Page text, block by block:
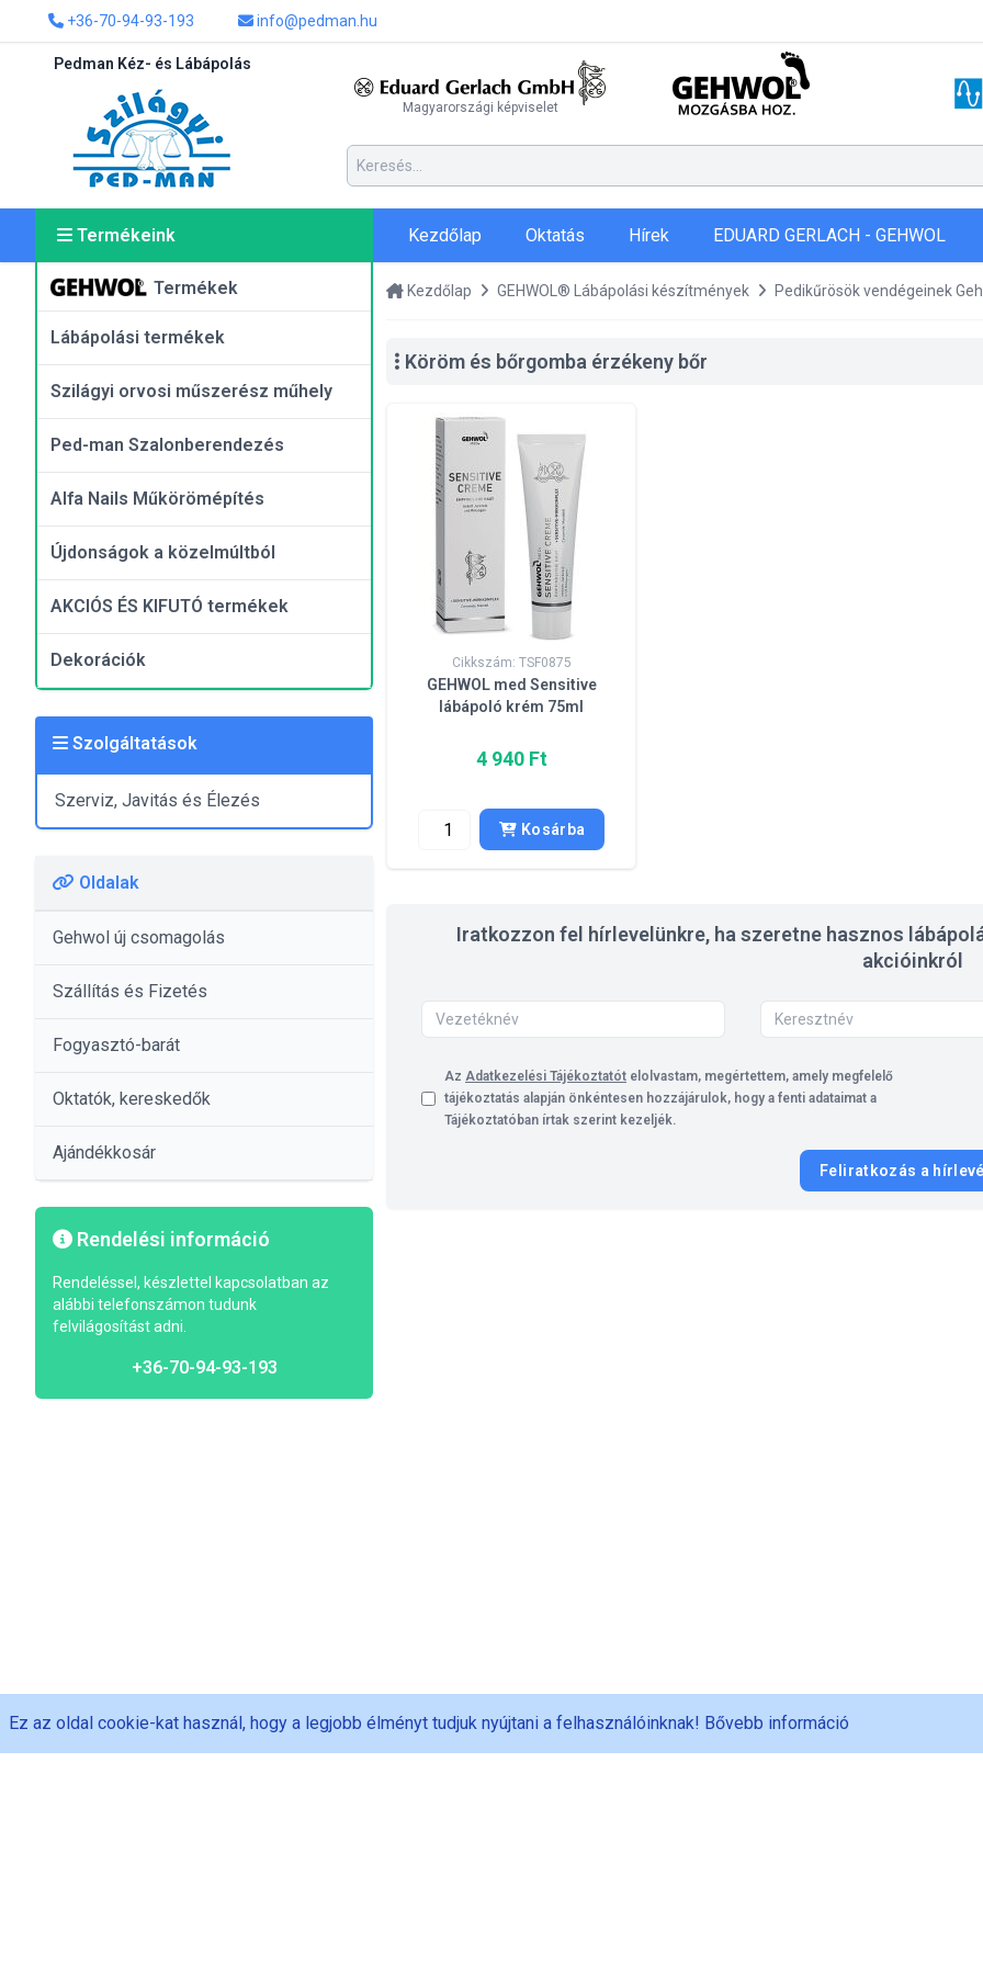
+36-70-94-93-193 info@pedman.hu
Pedman Kéz- és Lábápolás
Magyarországi képviselet
Termékeink Kezdőlap Oktatás Hírek EDUARD GERLACH - GEHWOL
Termékek
Lábápolási termékek
Szilágyi orvosi műszerész műhely
Ped-man Szalonberendezés
Alfa Nails Műkörömépítés
Újdonságok a közelmúltból
AKCIÓS ÉS KIFUTÓ termékek
Dekorációk
Szolgáltatások
Szerviz, Javitás és Élezés
Oldalak
Gehwol új csomagolás
Szállítás és Fizetés
Fogyasztó-barát
Oktatók, kereskedők
Ajándékkosár
Rendelési információ
Rendeléssel, készlettel kapcsolatban az
alábbi telefonszámon tudunk
felvilágosítást adni.
+36-70-94-93-193
Kezdőlap GEHWOL® Lábápolási készítmények Pedikűrösök vendégeinek
Köröm és bőrgomba érzékeny bőr
Cikkszám: TSF0875
GEHWOL med Sensitive
lábápoló krém 75ml
4 940 Ft
Kosárba
Iratkozzon fel hírlevelünkre, ha szeretne hasznos
akcióinkról
Az Adatkezelési Tájékoztatót elolvastam, megértettem, amely megfelelő
tájékoztatás alapján önkéntesen hozzájárulok, hogy a fenti adataimat a
Tájékoztatóban írtak szerint kezeljék.
Feliratkozás a
Ez az oldal cookie-kat használ, hogy a legjobb élményt tudjuk nyújtani a felhasználóinknak! Bővebb információ